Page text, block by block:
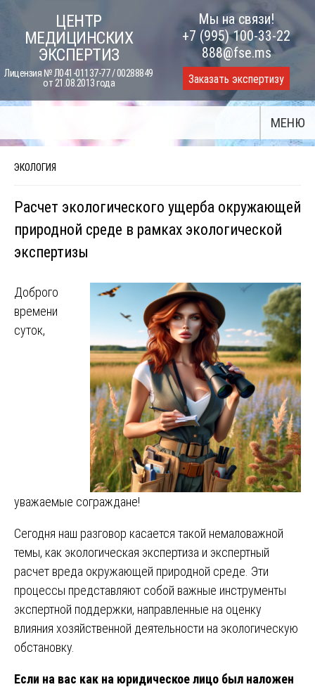
content
ЦЕНТР
МЕДИЦИНСКИХ
ЭКСПЕРТИЗ
Лицензия № Л041-01137-77 / 00288849
от 21.08.2013 года
Мы на связи!
+7 (995) 100-33-22
888@fse.ms
Заказать экспертизу
МЕНЮ
ЭКОЛОГИЯ
Расчет экологического ущерба окружающей
природной среде в рамках экологической
экспертизы
Доброго
времени
суток,
уважаемые сограждане!
Сегодня наш разговор касается такой немаловажной
темы, как экологическая экспертиза и экспертный
расчет вреда окружающей природной среде. Эти
процессы представляют собой важные инструменты
экспертной поддержки, направленные на оценку
влияния хозяйственной деятельности на экологическую
обстановку.
Если на вас как на юридическое лицо был наложен